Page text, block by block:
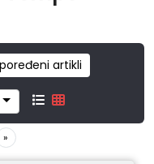
artikli
»